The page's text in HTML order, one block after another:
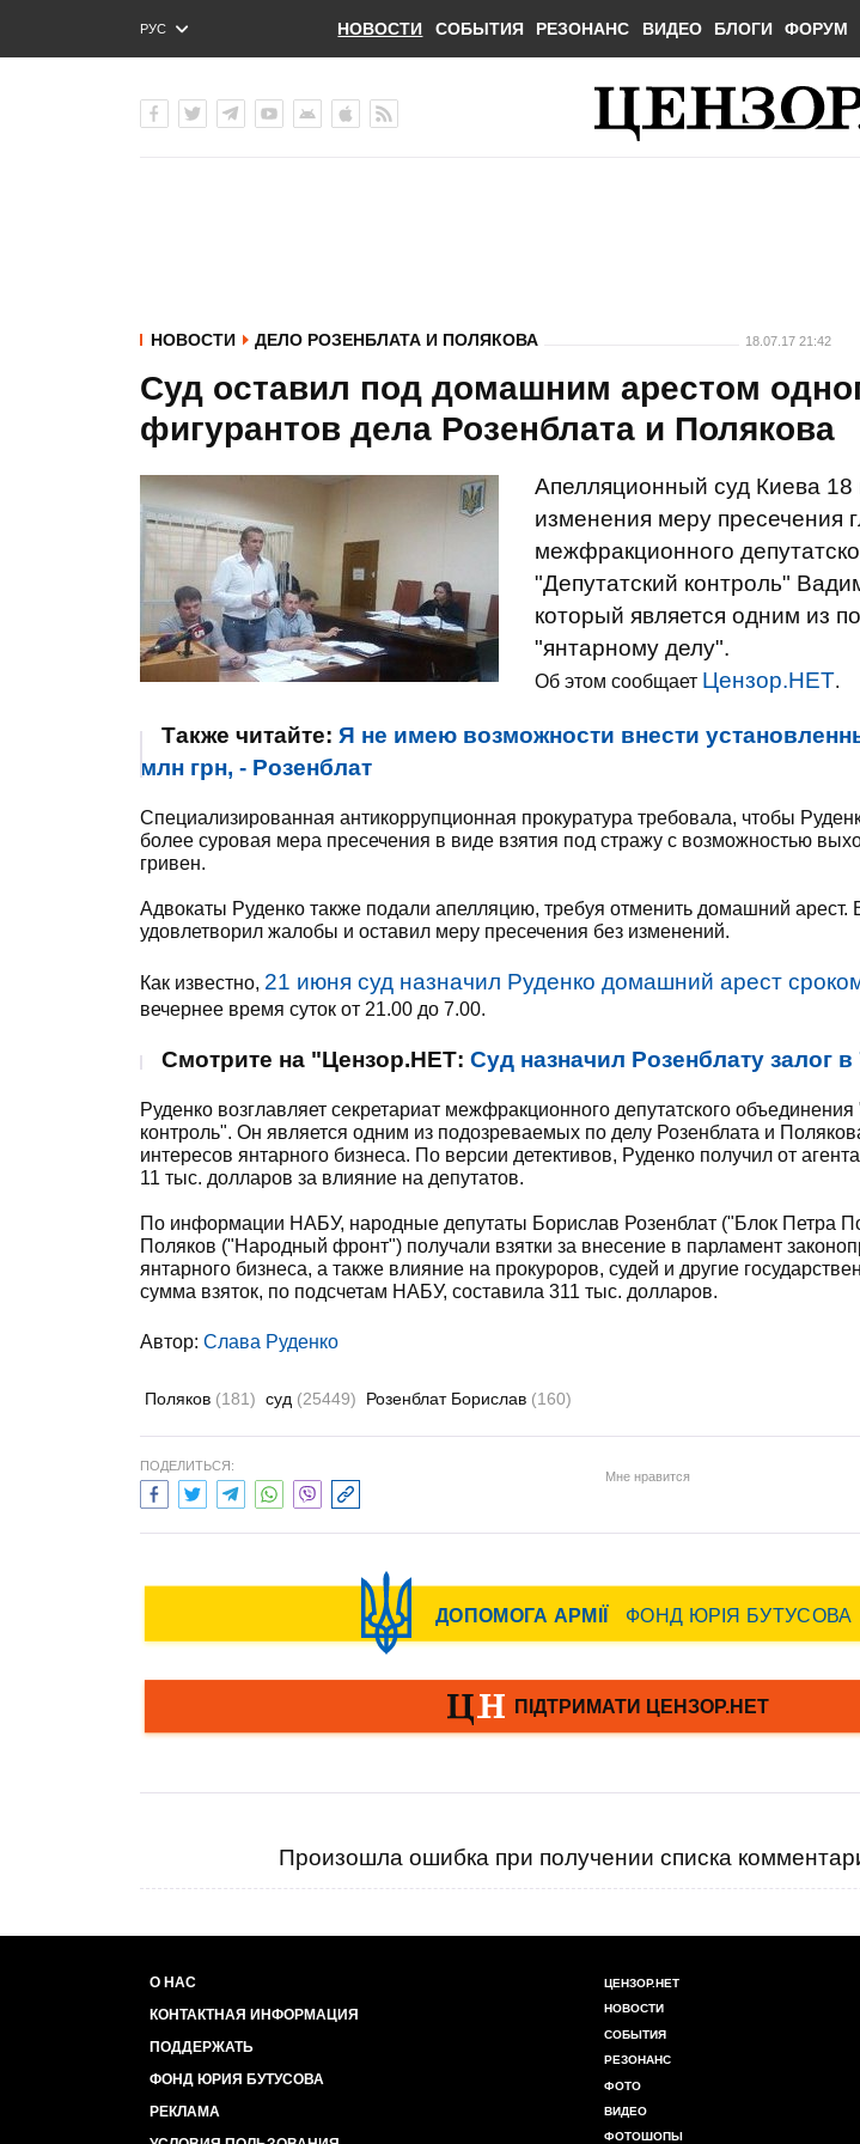
РУС
ENG
НОВОСТИ СОБЫТИЯ РЕЗОНАНС ВИДЕО БЛОГИ ФОРУМ
НОВОСТИ ДЕЛО РОЗЕНБЛАТА И ПОЛЯКОВА 18.07.17 21:42
Суд оставил под домашним арестом
фигурантов дела Розенблата и Полякова
Апелляционный суд Киева 18
изменения меру пресечения
межфракционного
"Депутатский контроль"
который является одним из
"янтарному делу".
Об этом сообщает Цензор.НЕТ.
Также читайте: Я не имею возможности внести
млн грн, - Розенблат
Специализированная антикоррупционная прокуратура требовала, чтобы
более суровая мера пресечения в виде взятия под стражу с возможностью
гривен.
Адвокаты Руденко также подали апелляцию, требуя отменить домашний арест.
удовлетворил жалобы и оставил меру пресечения без изменений.
Как известно, 21 июня суд назначил Руденко домашний арест
вечернее время суток от 21.00 до 7.00.
Смотрите на "Цензор.НЕТ: Суд назначил Розенблату залог
Руденко возглавляет секретариат межфракционного депутатского объединения
контроль". Он является одним из подозреваемых по делу Розенблата и
интересов янтарного бизнеса. По версии детективов, Руденко получил от
11 тыс. долларов за влияние на депутатов.
По информации НАБУ, народные депутаты Борислав Розенблат ("Блок Петра
Поляков ("Народный фронт") получали взятки за внесение в парламент
янтарного бизнеса, а также влияние на прокуроров, судей и другие
сумма взяток, по подсчетам НАБУ, составила 311 тыс. долларов.
Автор: Слава Руденко
Поляков (181) суд (25449) Розенблат Борислав (160)
ПОДЕЛИТЬСЯ:
Мне нравится
Произошла ошибка при получении списка
О НАС
КОНТАКТНАЯ ИНФОРМАЦИЯ
ПОДДЕРЖАТЬ
ФОНД ЮРИЯ БУТУСОВА
РЕКЛАМА
ЦЕНЗОР.НЕТ
НОВОСТИ
СОБЫТИЯ
РЕЗОНАНС
ФОТО
ВИДЕО
ФОТОШОПЫ